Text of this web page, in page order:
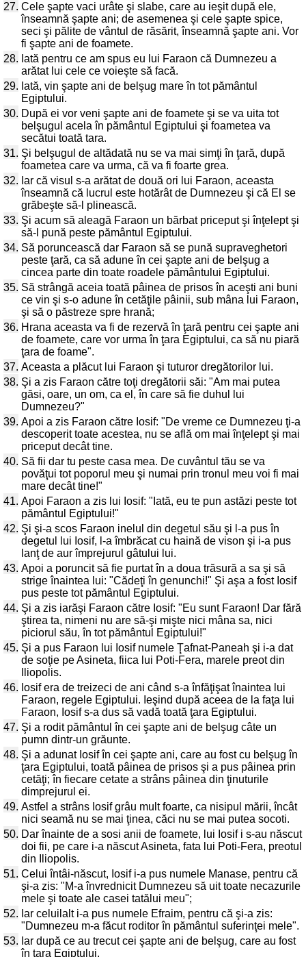
27. Cele şapte vaci urâte şi slabe, care au ieşit după ele,
înseamnă şapte ani; de asemenea şi cele şapte spice,
seci şi pălite de vântul de răsărit, înseamnă şapte ani. Vor
fi şapte ani de foamete.
28. Iată pentru ce am spus eu lui Faraon că Dumnezeu a
arătat lui cele ce voieşte să facă.
29. Iată, vin şapte ani de belşug mare în tot pământul
Egiptului.
30. După ei vor veni şapte ani de foamete şi se va uita tot
belşugul acela în pământul Egiptului şi foametea va
secătui toată tara.
31. Şi belşugul de altădată nu se va mai simţi în ţară, după
foametea care va urma, că va fi foarte grea.
32. Iar că visul s-a arătat de două ori lui Faraon, aceasta
înseamnă că lucrul este hotărât de Dumnezeu şi că El se
grăbeşte să-l plinească.
33. Şi acum să aleagă Faraon un bărbat priceput şi înţelept şi
să-l pună peste pământul Egiptului.
34. Să poruncească dar Faraon să se pună supraveghetori
peste ţară, ca să adune în cei şapte ani de belşug a
cincea parte din toate roadele pământului Egiptului.
35. Să strângă aceia toată pâinea de prisos în aceşti ani buni
ce vin şi s-o adune în cetăţile pâinii, sub mâna lui Faraon,
şi să o păstreze spre hrană;
36. Hrana aceasta va fi de rezervă în ţară pentru cei şapte ani
de foamete, care vor urma în ţara Egiptului, ca să nu piară
ţara de foame".
37. Aceasta a plăcut lui Faraon şi tuturor dregătorilor lui.
38. Şi a zis Faraon către toţi dregătorii săi: "Am mai putea
găsi, oare, un om, ca el, în care să fie duhul lui
Dumnezeu?"
39. Apoi a zis Faraon către Iosif: "De vreme ce Dumnezeu ţi-a
descoperit toate acestea, nu se află om mai înţelept şi mai
priceput decât tine.
40. Să fii dar tu peste casa mea. De cuvântul tău se va
povăţui tot poporul meu şi numai prin tronul meu voi fi mai
mare decât tine!"
41. Apoi Faraon a zis lui Iosif: "Iată, eu te pun astăzi peste tot
pământul Egiptului!"
42. Şi şi-a scos Faraon inelul din degetul său şi l-a pus în
degetul lui Iosif, l-a îmbrăcat cu haină de vison şi i-a pus
lanţ de aur împrejurul gâtului lui.
43. Apoi a poruncit să fie purtat în a doua trăsură a sa şi să
strige înaintea lui: "Cădeţi în genunchi!" Şi aşa a fost Iosif
pus peste tot pământul Egiptului.
44. Şi a zis iarăşi Faraon către Iosif: "Eu sunt Faraon! Dar fără
ştirea ta, nimeni nu are să-şi mişte nici mâna sa, nici
piciorul său, în tot pământul Egiptului!"
45. Şi a pus Faraon lui Iosif numele Ţafnat-Paneah şi i-a dat
de soţie pe Asineta, fiica lui Poti-Fera, marele preot din
Iliopolis.
46. Iosif era de treizeci de ani când s-a înfăţişat înaintea lui
Faraon, regele Egiptului. Ieşind după aceea de la faţa lui
Faraon, Iosif s-a dus să vadă toată ţara Egiptului.
47. Şi a rodit pământul în cei şapte ani de belşug câte un
pumn dintr-un grăunte.
48. Şi a adunat Iosif în cei şapte ani, care au fost cu belşug în
ţara Egiptului, toată pâinea de prisos şi a pus pâinea prin
cetăţi; în fiecare cetate a strâns pâinea din ţinuturile
dimprejurul ei.
49. Astfel a strâns Iosif grâu mult foarte, ca nisipul mării, încât
nici seamă nu se mai ţinea, căci nu se mai putea socoti.
50. Dar înainte de a sosi anii de foamete, lui Iosif i s-au născut
doi fii, pe care i-a născut Asineta, fata lui Poti-Fera, preotul
din Iliopolis.
51. Celui întâi-născut, Iosif i-a pus numele Manase, pentru că
şi-a zis: "M-a învrednicit Dumnezeu să uit toate necazurile
mele şi toate ale casei tatălui meu";
52. Iar celuilalt i-a pus numele Efraim, pentru că şi-a zis:
"Dumnezeu m-a făcut roditor în pământul suferinţei mele".
53. Iar după ce au trecut cei şapte ani de belşug, care au fost
în ţara Egiptului,